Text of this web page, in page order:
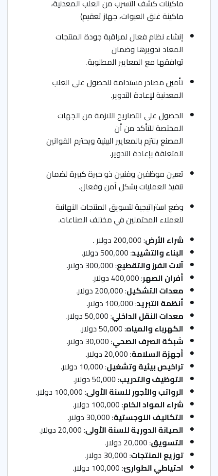
ماكينات كشف التسرب من العلب المعدنية،
ماكينة غلق العبوات، جهاز تعقيم)
إنشاء نظام فعال لمراقبة جودة المنتجات
المعاد تدويرها وضمان
توافقها مع المعايير المطلوبة.
تأمين مصادر مستدامة للحصول على العلب
المعدنية لإعادة التدوير.
الحصول على التصاريح اللازمة من الجهات
المختصة للتأكد من أن
المصنع يلتزم بالمعايير البيئية ويحترم القوانين
المتعلقة بإعادة التدوير.
تعيين موظفين وفنيين ذو خبرة كبيرة لضمان
تنفيذ العمليات بشكل آمن وفعال.
وضع استراتيجية لتسويق المنتجات النهائية
للعملاء المحتملين في مختلف الصناعات.
شراء الأرض: 200,000 دولار .
البناء والتشييد: 500,000 دولار.
آلات الفرز والتقطيع: 300,000 دولار.
أفران الصهر: 400,000 دولار.
معدات التشكيل: 200,000 دولار.
أنظمة التبريد: 100,000 دولار.
معدات النقل الداخلي: 50,000 دولار.
الكهرباء والمياه: 50,000 دولار.
شبكة الصرف الصحي: 30,000 دولار.
أجهزة السلامة: 20,000 دولار.
تراخيص بيئية وتشغيل: 10,000 دولار.
التوظيف والتدريب: 50,000 دولار.
الرواتب والأجور للسنة الأولى: 100,000 دولار.
شراء المواد الخام: 100,000 دولار.
التكاليف اللوجستية: 30,000 دولار.
الصيانة الدورية للسنة الأولى: 20,000 دولار.
التسويق: 20,000 دولار.
توزيع المنتجات: 30,000 دولار.
احتياطي الطوارئ: 100,000 دولار.